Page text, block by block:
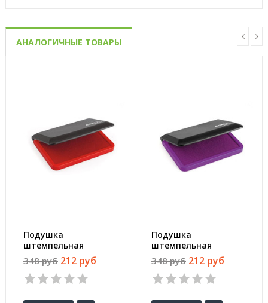
АНАЛОГИЧНЫЕ ТОВАРЫ
Подушка
штемпельная
настольная Colop
Micro 1 красная
90x50 мм
348 руб 212 руб
Подушка
штемпельная
настольная Colop
Micro 1 фиолетовая
90x50 мм
348 руб 212 руб